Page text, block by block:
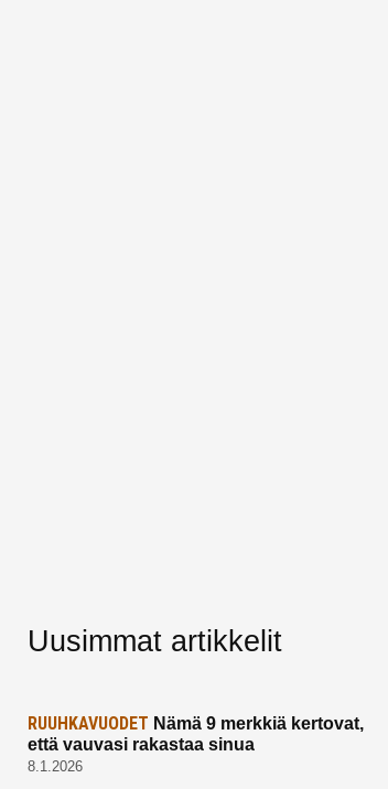
Uusimmat artikkelit
RUUHKAVUODET Nämä 9 merkkiä kertovat,
että vauvasi rakastaa sinua
8.1.2026